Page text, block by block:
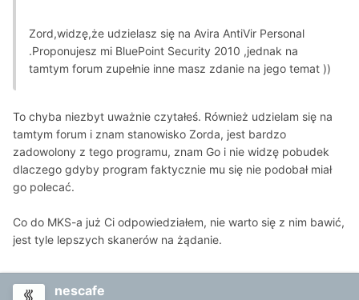
Zord,widzę,że udzielasz się na Avira AntiVir Personal
.Proponujesz mi BluePoint Security 2010 ,jednak na
tamtym forum zupełnie inne masz zdanie na jego temat ))
To chyba niezbyt uważnie czytałeś. Również udzielam się na
tamtym forum i znam stanowisko Zorda, jest bardzo
zadowolony z tego programu, znam Go i nie widzę pobudek
dlaczego gdyby program faktycznie mu się nie podobał miał
go polecać.
Co do MKS-a już Ci odpowiedziałem, nie warto się z nim bawić,
jest tyle lepszych skanerów na żądanie.
nescafe